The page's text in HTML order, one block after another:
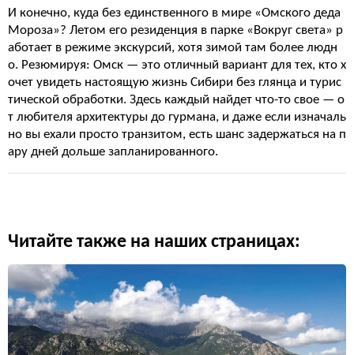
И конечно, куда без единственного в мире «Омского деда
Мороза»? Летом его резиденция в парке «Вокруг света» р
аботает в режиме экскурсий, хотя зимой там более людн
о. Резюмируя: Омск — это отличный вариант для тех, кто х
очет увидеть настоящую жизнь Сибири без глянца и турис
тической обработки. Здесь каждый найдет что-то свое — о
т любителя архитектуры до гурмана, и даже если изначаль
но вы ехали просто транзитом, есть шанс задержаться на п
ару дней дольше запланированного.
Читайте также на наших страницах: